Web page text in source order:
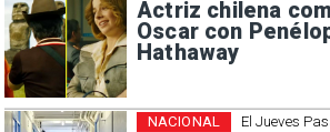
Actriz chilena
Oscar con
Hathaway
El Jueves
NACIONAL